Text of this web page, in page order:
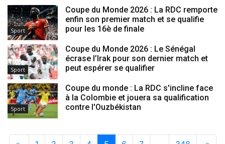
Sport
Coupe du Monde 2026 : La RDC remporte
enfin son premier match et se qualifie
pour les 16è de finale
Sport
Coupe du Monde 2026 : Le Sénégal
écrase l’Irak pour son dernier match et
peut espérer se qualifier
Sport
Coupe du monde : La RDC s'incline face
à la Colombie et jouera sa qualification
contre l'Ouzbékistan